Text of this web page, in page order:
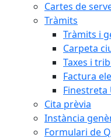
Cartes de
Tràmits
Tràmits i
Carpeta
Taxes i
Factura
Finestreta
Cita prèvia
Instància
Formulari de